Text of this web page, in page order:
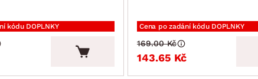
kódu DOPLNKY Cena po zadání kódu DOPLNKY
143.65 Kč
169.00 Kč